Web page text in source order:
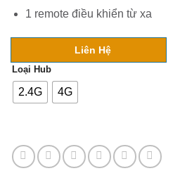
1 remote điều khiển từ xa
Liên Hệ
Loại Hub
2.4G 4G